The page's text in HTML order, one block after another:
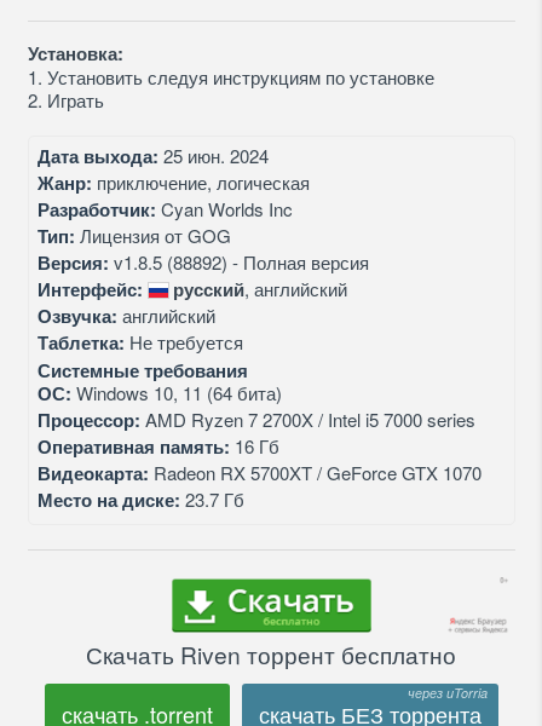
Установка:
1. Установить следуя инструкциям по установке
2. Играть
Дата выхода: 25 июн. 2024
Жанр: приключение, логическая
Разработчик: Cyan Worlds Inc
Тип: Лицензия от GOG
Версия: v1.8.5 (88892) - Полная версия
Интерфейс: русский, английский
Озвучка: английский
Таблетка: Не требуется
Системные требования
ОС: Windows 10, 11 (64 бита)
Процессор: AMD Ryzen 7 2700X / Intel i5 7000 series
Оперативная память: 16 Гб
Видеокарта: Radeon RX 5700XT / GeForce GTX 1070
Место на диске: 23.7 Гб
Скачать Riven торрент бесплатно
скачать .torrent скачать БЕЗ торрента